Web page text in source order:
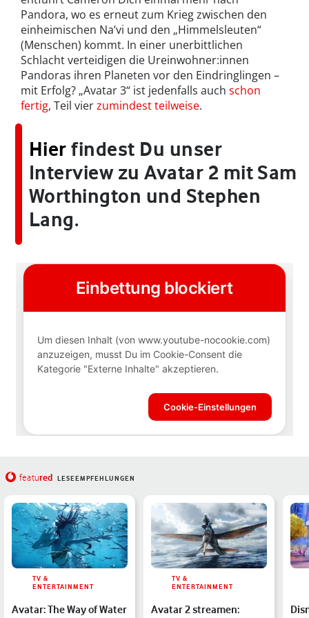
Pandora, wo es erneut zum Krieg zwischen den
einheimischen Na’vi und den „Himmelsleuten“
(Menschen) kommt. In einer unerbittlichen
Schlacht verteidigen die Ureinwohner:innen
Pandoras ihren Planeten vor den Eindringlingen –
mit Erfolg? „Avatar 3“ ist jedenfalls auch schon
fertig, Teil vierzumindest teilweise.
Hier findest Du unser
Interview zu Avatar 2 mit Sam
Worthington und Stephen
Lang.
featured LESEEMPFEHLUNGEN
TV &
ENTERTAINMENT
Avatar: The Way of Water
TV &
ENTERTAINMENT
Avatar 2 streamen: